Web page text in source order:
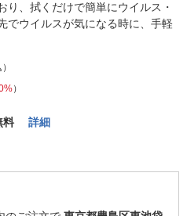
り、拭くだけで簡単にウイルス・
でウイルスが気になる時に、手軽
）
料 詳細